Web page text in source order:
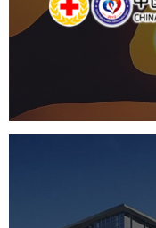
国企
国